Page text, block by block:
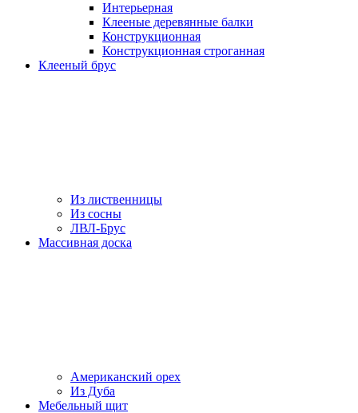
Интерьерная
Клееные деревянные балки
Конструкционная
Конструкционная строганная
Клееный брус
Из лиственницы
Из сосны
ЛВЛ-Брус
Массивная доска
Американский орех
Из Дуба
Мебельный щит